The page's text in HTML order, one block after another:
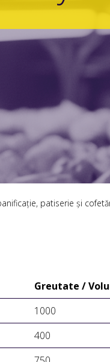
patiserie și
Greutate /
1000
400